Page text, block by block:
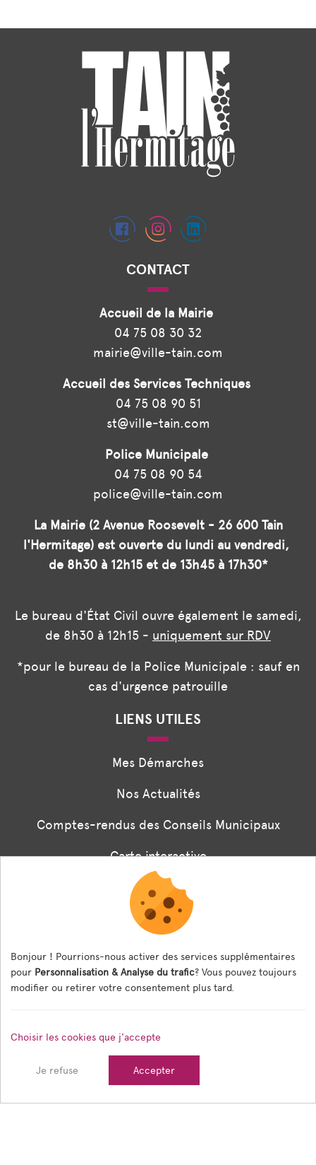
CONTACT
Accueil de la Mairie
04 75 08 30 32
mairie@ville-tain.com
Accueil des Services Techniques
04 75 08 90 51
st@ville-tain.com
Police Municipale
04 75 08 90 54
police@ville-tain.com
La Mairie (2 Avenue Roosevelt - 26 600 Tain
l'Hermitage) est ouverte du lundi au vendredi,
de 8h30 à 12h15 et de 13h45 à 17h30*
Le bureau d'État Civil ouvre également le samedi,
de 8h30 à 12h15 - uniquement sur RDV
*pour le bureau de la Police Municipale : sauf en
cas d'urgence patrouille
LIENS UTILES
Mes Démarches
Nos Actualités
Comptes-rendus des Conseils Municipaux
Carte interactive
Associations
Formulaire panneaux digitaux
Les menus de la cantine
Documents règlementaires
Bonjour ! Pourrions-nous activer des services supplémentaires
pour Personnalisation & Analyse du trafic? Vous pouvez toujours
modifier ou retirer votre consentement plus tard.
Choisir les cookies que j'accepte
Je refuse Accepter